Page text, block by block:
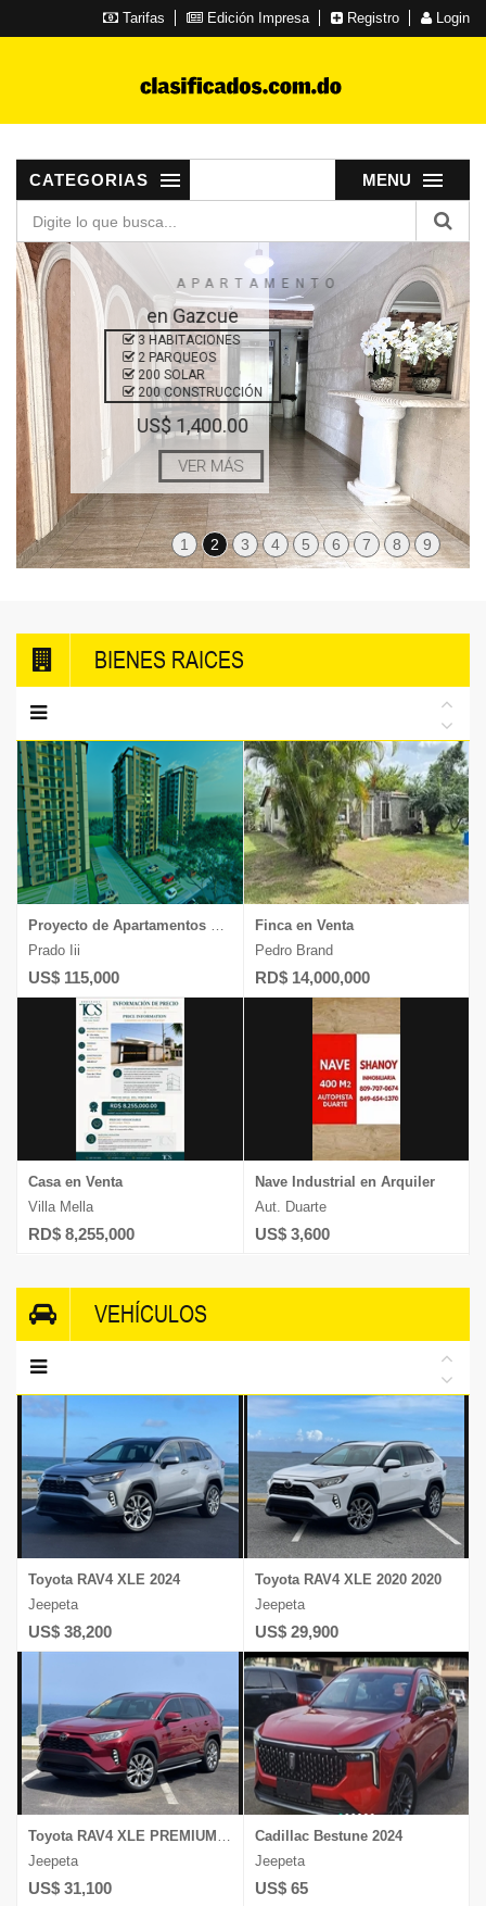
Tarifas Edición Impresa Registro Login
MENU
CATEGORIAS
APARTAMENTO
en Gazcue
3 HABITACIONES
2 PARQUEOS
200 SOLAR
200 CONSTRUCCIÓN
US$ 1,400.00
VER MÁS
1 2 3 4 5 6 7 8 9
BIENES RAICES
Proyecto de Apartamentos en Venta
Prado Iii
US$ 115,000
Casa en Venta
Villa Mella
RD$ 8,255,000
Finca en Venta
Pedro Brand
RD$ 14,000,000
Nave Industrial en Arquiler
Aut. Duarte
US$ 3,600
VEHÍCULOS
Toyota RAV4 XLE 2024
Jeepeta
US$ 38,200
Toyota RAV4 XLE PREMIUM 2021
Jeepeta
US$ 31,100
Toyota RAV4 XLE 2020 2020
Jeepeta
US$ 29,900
Cadillac Bestune 2024
Jeepeta
US$ 65